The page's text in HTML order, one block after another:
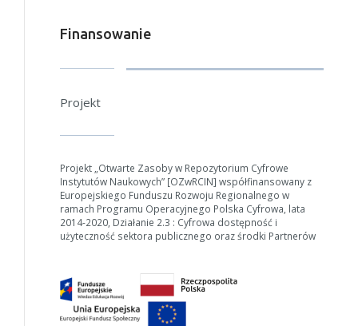
W zależności od ilości danych do przetworzenia generowanie pliku
może się wydłużyć.
Finansowanie
Projekt
Projekt „Otwarte Zasoby w Repozytorium Cyfrowe
Instytutów Naukowych” [OZwRCIN] współfinansowany z
Europejskiego Funduszu Rozwoju Regionalnego w
ramach Programu Operacyjnego Polska Cyfrowa, lata
2014-2020, Działanie 2.3 : Cyfrowa dostępność i
użyteczność sektora publicznego oraz środki Partnerów